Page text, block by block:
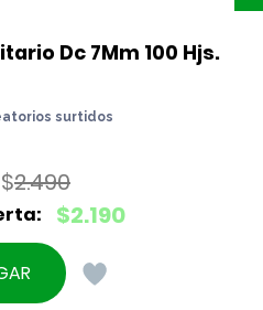
Dc 7Mm 100 Hjs.
surtidos
$2.490
El
precio
original
$2.190
El
precio
actual